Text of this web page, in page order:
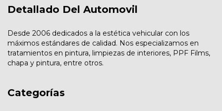
Detallado Del Automovil
Desde 2006 dedicados a la estética vehicular con los
máximos estándares de calidad. Nos especializamos en
tratamientos en pintura, limpiezas de interiores, PPF Films,
chapa y pintura, entre otros.
Categorías